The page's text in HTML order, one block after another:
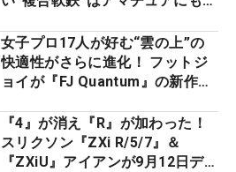
女子プロ17人が好む“雲の上”の
快適性がさらに進化！ フットジ
ョイが『FJ Quantum』の新作を
『4』が消え『R』が加わった！
スリクソン『ZXi R/5/7』＆
『ZXiU』アイアンが9月12日デ